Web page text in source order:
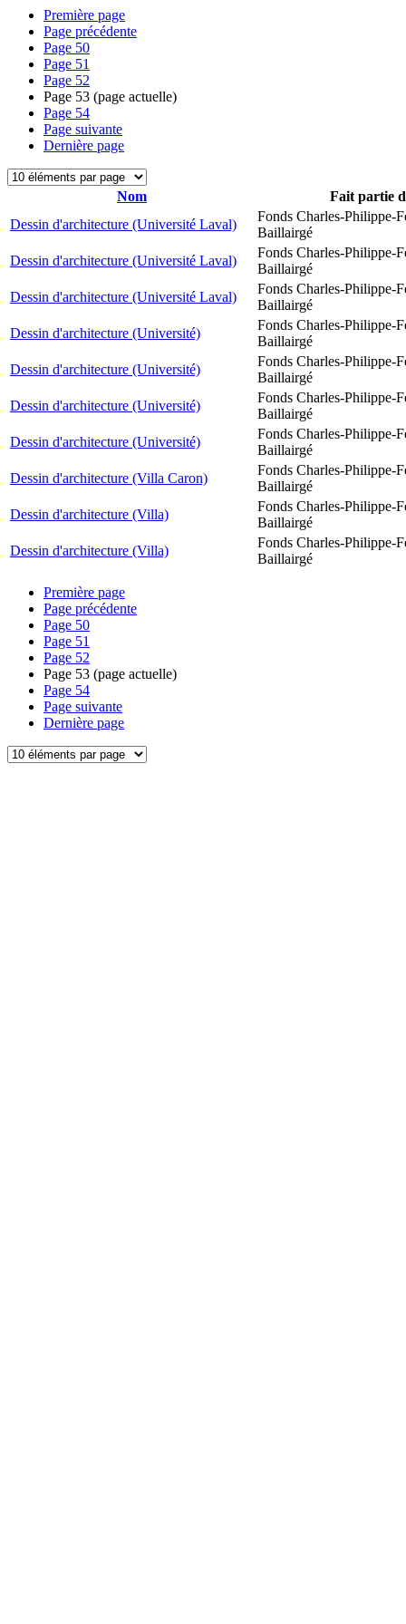
Première page
Page précédente
Page 50
Page 51
Page 52
Page 53 (page actuelle)
Page 54
Page suivante
Dernière page
Nom
Fait partie
Dessin d'architecture (Université Laval)
Fonds Charles-Philippe-
Baillairgé
Dessin d'architecture (Université Laval)
Fonds Charles-Philippe-
Baillairgé
Dessin d'architecture (Université Laval)
Fonds Charles-Philippe-
Baillairgé
Dessin d'architecture (Université)
Fonds Charles-Philippe-
Baillairgé
Dessin d'architecture (Université)
Fonds Charles-Philippe-
Baillairgé
Dessin d'architecture (Université)
Fonds Charles-Philippe-
Baillairgé
Dessin d'architecture (Université)
Fonds Charles-Philippe-
Baillairgé
Dessin d'architecture (Villa Caron)
Fonds Charles-Philippe-
Baillairgé
Dessin d'architecture (Villa)
Fonds Charles-Philippe-
Baillairgé
Dessin d'architecture (Villa)
Fonds Charles-Philippe-
Baillairgé
Première page
Page précédente
Page 50
Page 51
Page 52
Page 53 (page actuelle)
Page 54
Page suivante
Dernière page